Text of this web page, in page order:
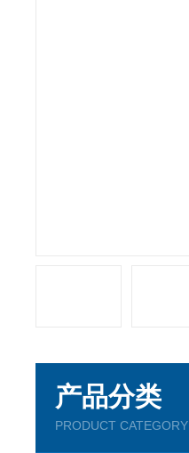
产品分类
PRODUCT CATEGORY